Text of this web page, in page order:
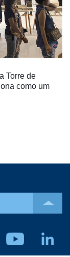
Torre de
como um